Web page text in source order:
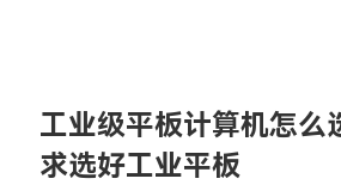
工业级平板计算机怎么
求选好工业平板